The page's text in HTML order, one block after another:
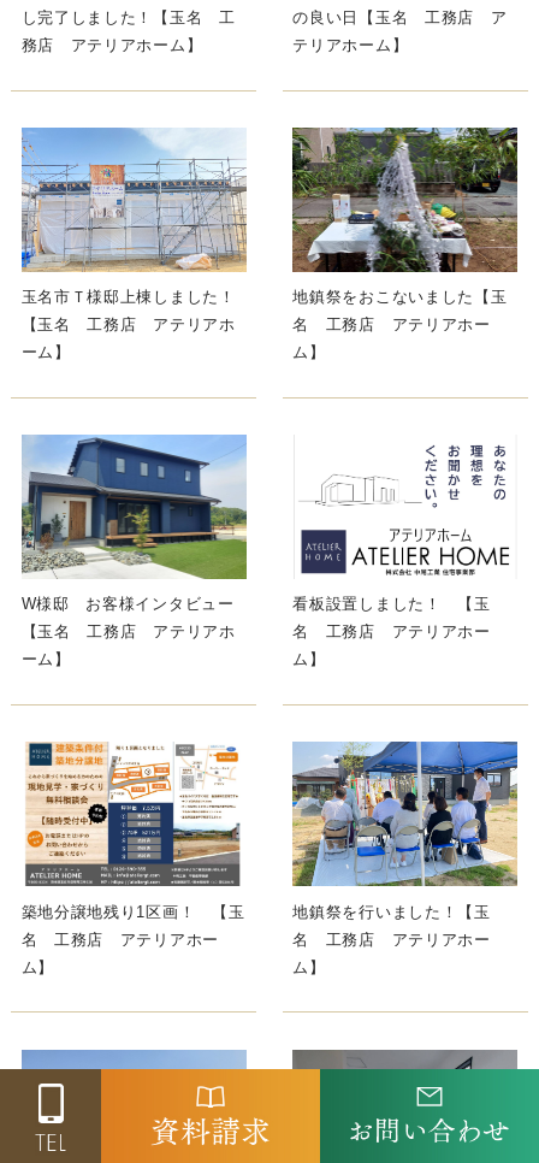
し完了しました！【玉名 工
務店 アテリアホーム】
の良い日【玉名 工務店 ア
テリアホーム】
玉名市Ｔ様邸上棟しました！
【玉名 工務店 アテリアホ
ーム】
地鎮祭をおこないました【玉
名 工務店 アテリアホー
ム】
W様邸 お客様インタビュー
【玉名 工務店 アテリアホ
ーム】
看板設置しました！ 【玉
名 工務店 アテリアホー
ム】
築地分譲地残り1区画！ 【玉
名 工務店 アテリアホー
ム】
地鎮祭を行いました！【玉
名 工務店 アテリアホー
ム】